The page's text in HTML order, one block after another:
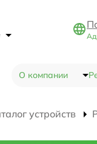
О компании
устройств